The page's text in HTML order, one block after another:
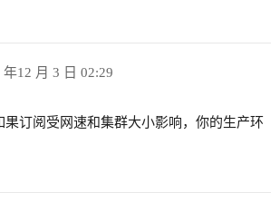
年12 月 3 日 02:29
果订阅受网速和集群大小影响，你的生产环